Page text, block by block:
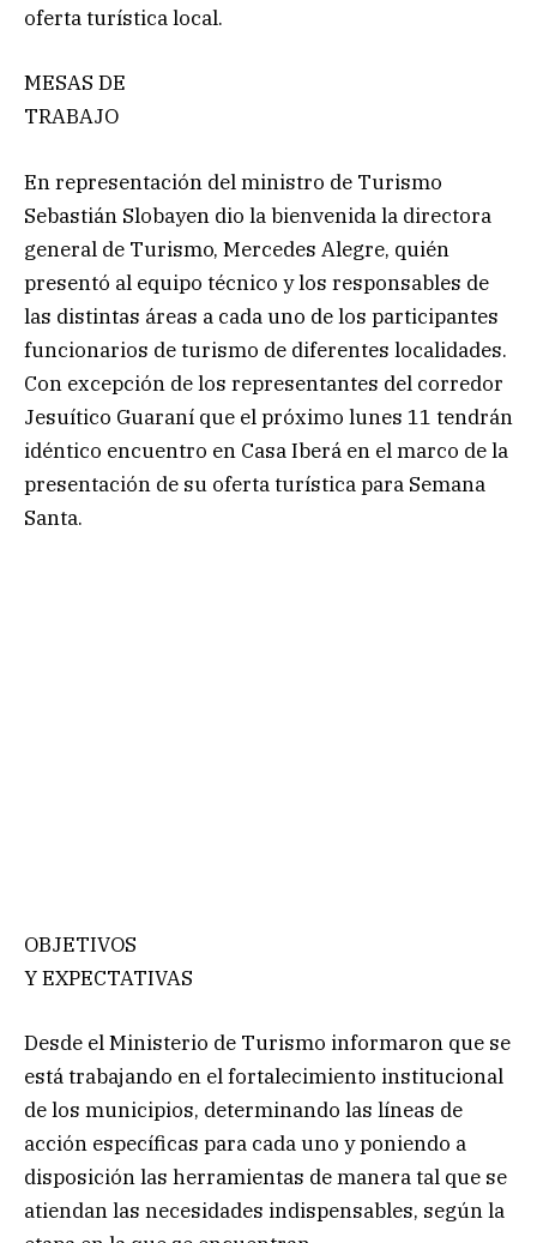
oferta turística local.
MESAS DE
TRABAJO
En representación del ministro de Turismo
Sebastián Slobayen dio la bienvenida la directora
general de Turismo, Mercedes Alegre, quién
presentó al equipo técnico y los responsables de
las distintas áreas a cada uno de los participantes
funcionarios de turismo de diferentes localidades.
Con excepción de los representantes del corredor
Jesuítico Guaraní que el próximo lunes 11 tendrán
idéntico encuentro en Casa Iberá en el marco de la
presentación de su oferta turística para Semana
Santa.
OBJETIVOS
Y EXPECTATIVAS
Desde el Ministerio de Turismo informaron que se
está trabajando en el fortalecimiento institucional
de los municipios, determinando las líneas de
acción específicas para cada uno y poniendo a
disposición las herramientas de manera tal que se
atiendan las necesidades indispensables, según la